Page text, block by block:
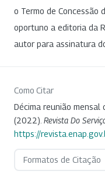
o Termo de Concessão
oportuno a editoria da
autor para assinatura
Como Citar
Décima reunião mensal
(2022). Revista Do
https://
Formatos de Citação